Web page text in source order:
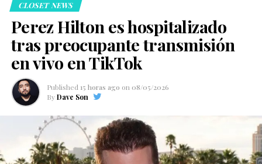
CLOSET NEWS
Perez Hilton es hospitalizado
tras preocupante transmisión
en vivo en TikTok
Published 15 horas ago on 08/05/2026
By Dave Son